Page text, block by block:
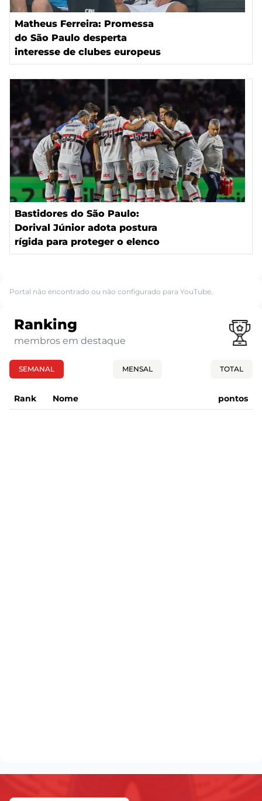
Matheus Ferreira: Promessa
do São Paulo desperta
interesse de clubes europeus
Bastidores do São Paulo:
Dorival Júnior adota postura
rígida para proteger o elenco
Portal não encontrado ou não configurado para YouTube.
Ranking
membros em destaque
SEMANAL MENSAL TOTAL
Rank Nome pontos